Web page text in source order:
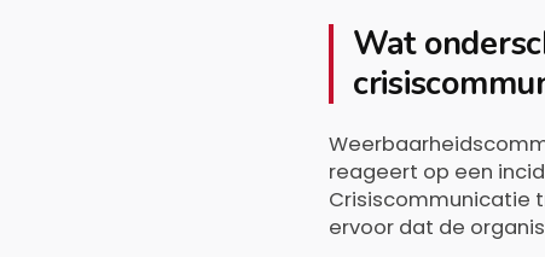
Wat
reageert op een
Crisiscommunicatie
ervoor dat de